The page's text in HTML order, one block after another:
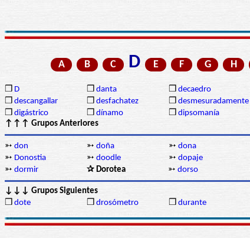
A B C D E F G H
❒ D ❒ danta ❒ decaedro
❒ descangallar ❒ desfachatez ❒ desmesuradamente
❒ digástrico ❒ dínamo ❒ dipsomanía
↑↑↑ Grupos Anteriores
➳ don ➳ doña ➳ dona
➳ Donostia ➳ doodle ➳ dopaje
➳ dormir ✰ Dorotea ➳ dorso
↓↓↓ Grupos Siguientes
❒ dote ❒ drosómetro ❒ durante